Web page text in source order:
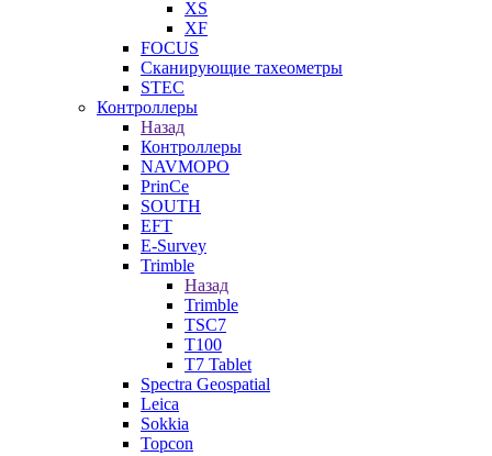
XS
XF
FOCUS
Сканирующие тахеометры
STEC
Контроллеры
Назад
Контроллеры
NAVMOPO
PrinCe
SOUTH
EFT
E-Survey
Trimble
Назад
Trimble
TSC7
T100
T7 Tablet
Spectra Geospatial
Leica
Sokkia
Topcon